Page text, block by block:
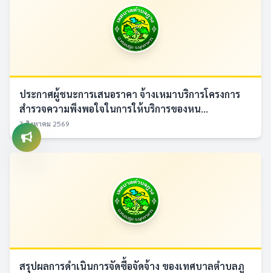
ประกาศผู้ชนะการเสนอราคา จ้างเหมาบริการโครงการ
สำรวจความพึงพอใจในการให้บริการของหน...
7 สิงหาคม 2569
สรุปผลการดำเนินการจัดซื้อจัดจ้าง ของเทศบาลตำบลภู